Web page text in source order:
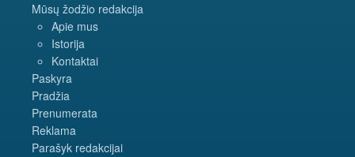
Mūsų žodžio redakcija
Apie mus
Istorija
Kontaktai
Paskyra
Pradžia
Prenumerata
Reklama
Parašyk redakcijai